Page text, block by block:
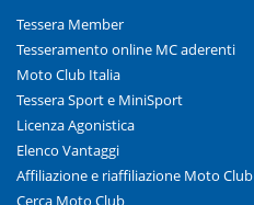
Tessera Member
Tesseramento online MC aderenti
Moto Club Italia
Tessera Sport e MiniSport
Licenza Agonistica
Elenco Vantaggi
Affiliazione e riaffiliazione Moto Club
Cerca Moto Club